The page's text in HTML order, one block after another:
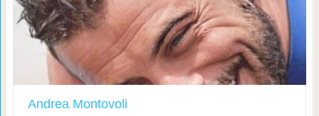
Andrea Montovoli